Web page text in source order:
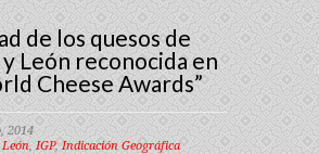
de los quesos de
León reconocida en
Cheese Awards”
2014
,IGP, Indicación Geográfica